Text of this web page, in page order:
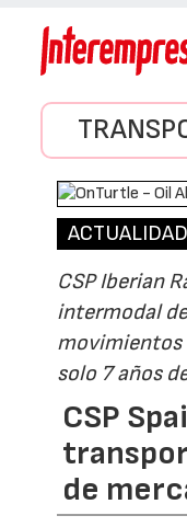
ACTUALIDAD
CSP Iberian
intermodal
movimientos
solo 7 años
CSP
de